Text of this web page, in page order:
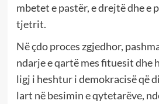
mbetet e pastër, e drejtë dhe e
tjetrit.
Në çdo proces zgjedhor,
ndarje e qartë mes fituesit dhe
ligj i heshtur i demokracisë që
lart në besimin e qytetarëve,